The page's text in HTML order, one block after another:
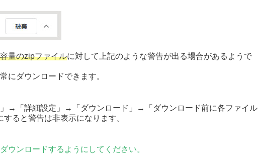
量のzipファイルに対して上記のような警告が出る場合があるようで
にダウンロードできます。
→「詳細設定」→「ダウンロード」→「ダウンロード前に各ファイル
ると警告は非表示になります。
ンロードするようにしてください。